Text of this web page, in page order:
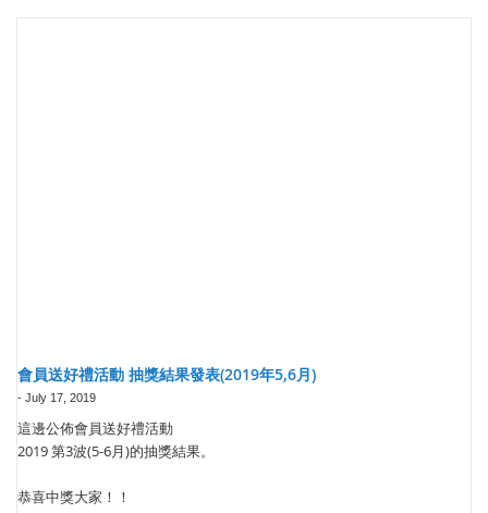
會員送好禮活動 抽獎結果發表(2019年5,6月)
- July 17, 2019
這邊公佈會員送好禮活動
2019 第3波(5-6月)的抽獎結果。
恭喜中獎大家！！